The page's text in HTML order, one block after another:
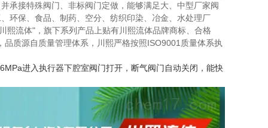
承接特殊阀门、非标阀门定做，能够满足大、中型厂家阀
环保、食品、制药、空分、纺织印染、冶金、水处理厂
流体"，旗下系列产品上贴有川熙流体品牌商标、合格
质源自质量管理体系，川熙严格按照ISO9001质量体系执
进入执行器下腔室阀门打开，断气阀门自动关闭，能快